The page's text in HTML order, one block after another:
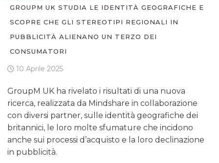
GROUPM UK STUDIA LE IDENTITÀ GEOGRAFICHE E
SCOPRE CHE GLI STEREOTIPI REGIONALI IN
PUBBLICITÀ ALIENANO UN TERZO DEI
CONSUMATORI
10 Aprile 2025
GroupM UK ha rivelato i risultati di una nuova
ricerca, realizzata da Mindshare in collaborazione
con diversi partner, sulle identità geografiche dei
britannici, le loro molte sfumature che incidono
anche sui processi d’acquisto e la loro declinazione
in pubblicità.